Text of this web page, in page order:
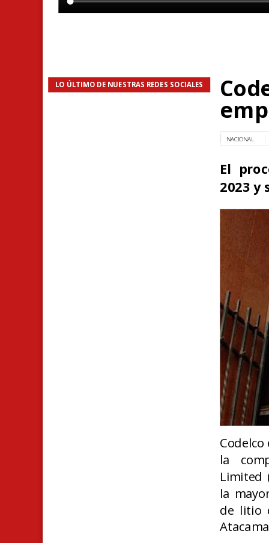
LO ÚLTIMO DE NUESTRAS REDES SOCIALES
NACIONAL
El
2023 y
la
Limited
la
de litio